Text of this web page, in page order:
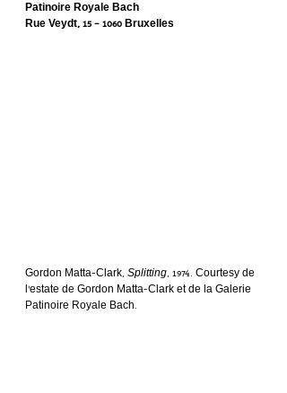
Patinoire Royale Bach
Rue Veydt, 15 – 1060 Bruxelles
Gordon Matta-Clark, Splitting, 1974. Courtesy de
l’estate de Gordon Matta-Clark et de la Galerie
Patinoire Royale Bach.